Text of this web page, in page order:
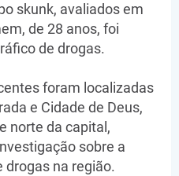
skunk, avaliados em
de 28 anos, foi
de drogas.
foram localizadas
e Cidade de Deus,
norte da capital,
sobre a
drogas na região.